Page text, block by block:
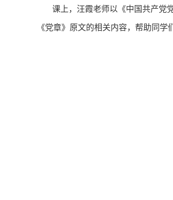
课上，汪霞老师以《中国共产党
《党章》原文的相关内容，帮助同